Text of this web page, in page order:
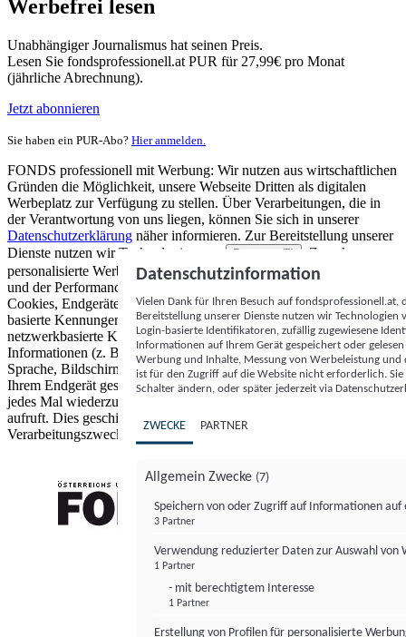
Werbefrei lesen
Unabhängiger Journalismus hat seinen Preis.
Lesen Sie fondsprofessionell.at PUR für 27,99€ pro Monat
(jährliche Abrechnung).
Jetzt abonnieren
Sie haben ein PUR-Abo? Hier anmelden.
FONDS professionell mit Werbung: Wir nutzen aus wirtschaftlichen
Gründen die Möglichkeit, unsere Webseite Dritten als digitalen
Werbeplatz zur Verfügung zu stellen. Über Verarbeitungen, die in
der Verantwortung von uns liegen, können Sie sich in unserer
Datenschutzerklärung näher informieren. Zur Bereitstellung unserer
Dienste nutzen wir Technologien von
Partnern (5)
. Zwecke:
personalisierte Werbung und Inhalte, Messung von Werbeleistung
und der Performance von Inhalten sowie Zielgruppenforschung.
Cookies, Endgeräte- oder ähnliche Online-Kennungen (z. B. login-
basierte Kennungen, zufällig generierte Kennungen,
netzwerkbasierte Kennungen) können zusammen mit anderen
Informationen (z. B. Browsertyp und Browserinformationen,
Sprache, Bildschirmgröße, unterstützte Technologien usw.) auf
Ihrem Endgerät gespeichert oder von dort ausgelesen werden, um es
jedes Mal wiederzuerkennen, wenn es eine App oder einer Webseite
aufruft. Dies geschieht für einen oder mehrere der hier aufgeführten
Verarbeitungszwecke.
Datenschutzinformation
Vielen Dank für Ihren Besuch auf
Bereitstellung unserer Dienste nutzen wir Technologien
Login-basierte Identifikatoren, zufällig zugewiesene
Informationen auf Ihrem Gerät gespeichert oder
Werbung und Inhalte, Messung von Werbeleistung
ist für den Zugriff auf die Website nicht erforderlich.
Schalter ändern, oder später jederzeit via
ZWECKE PARTNER
Allgemein Zwecke (7)
Speichern von oder Zugriff auf Informationen auf
3 Partner
Verwendung reduzierter Daten zur Auswahl von
1 Partner
- mit berechtigtem Interesse
1 Partner
Erstellung von Profilen für personalisierte
FONDS professionell